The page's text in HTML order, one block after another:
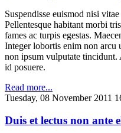
Suspendisse euismod nisi
Pellentesque habitant morbi
fames ac turpis egestas.
Integer lobortis enim non arcu
non ipsum vulputate
id posuere.
Read more...
Tuesday, 08 November 2011
Duis et lectus non ante